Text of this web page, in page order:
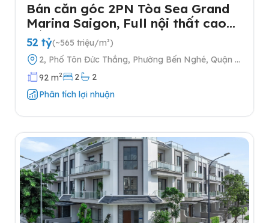
Bán căn góc 2PN Tòa Sea Grand
Marina Saigon, Full nội thất cao
cấp
52 tỷ(~565 triệu/m²)
2, Phố Tôn Đức Thắng, Phường Bến Nghé, Quận 1,
Thành phố Hồ Chí Minh
92 m2 2
2
Phân tích lợi nhuận